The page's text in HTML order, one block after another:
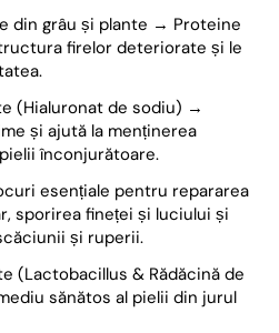
din grâu și plante → Proteine
firelor deteriorate și le
(Hialuronat de sodiu) →
și ajută la menținerea
înconjurătoare.
esențiale pentru repararea
sporirea fineței și luciului și
și ruperii.
(Lactobacillus & Rădăcină de
sănătos al pielii din jurul